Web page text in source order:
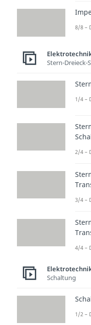
8/8 –
Stern-Dreieck-
1/4 –
2/4 –
3/4 –
4/4 –
Schaltung
1/2 –